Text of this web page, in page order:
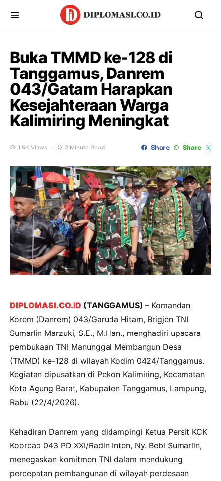
Buka TMMD ke-128 di
Tanggamus, Danrem
043/Gatam Harapkan
Kesejahteraan Warga
Kalimiring Meningkat
1.6K Views 2 Minute Read Share Share
DIPLOMASI.CO.ID (TANGGAMUS) – Komandan
Korem (Danrem) 043/Garuda Hitam, Brigjen TNI
Sumarlin Marzuki, S.E., M.Han., menghadiri upacara
pembukaan TNI Manunggal Membangun Desa
(TMMD) ke-128 di wilayah Kodim 0424/Tanggamus.
Kegiatan dipusatkan di Pekon Kalimiring, Kecamatan
Kota Agung Barat, Kabupaten Tanggamus, Lampung,
Rabu (22/4/2026).
Kehadiran Danrem yang didampingi Ketua Persit KCK
Koorcab 043 PD XXI/Radin Inten, Ny. Bebi Sumarlin,
menegaskan komitmen TNI dalam mendukung
percepatan pembangunan di wilayah perdesaan